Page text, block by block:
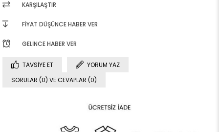
KARŞILAŞTIR
FIYAT DÜŞÜNCE HABER VER
GELINCE HABER VER
TAVSIYE ET
YORUM YAZ
SORULAR (0) VE CEVAPLAR (0)